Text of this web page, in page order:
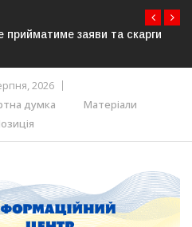
обрати нового
«Тиси»
2026
думка
Матеріали